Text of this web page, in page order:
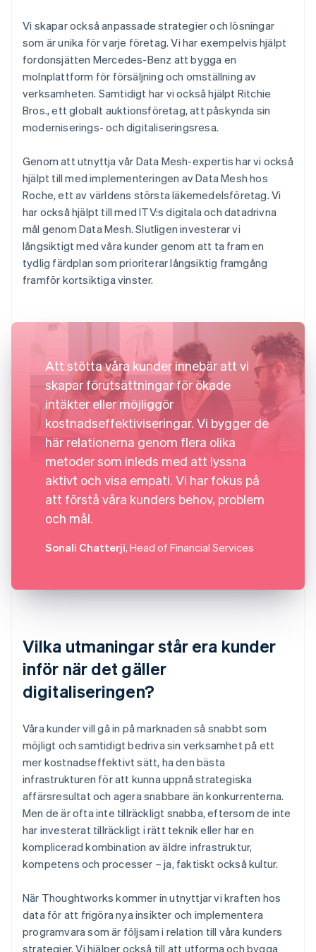
Vi skapar också anpassade strategier och lösningar
som är unika för varje företag. Vi har exempelvis hjälpt
fordonsjätten Mercedes-Benz att bygga en
molnplattform för försäljning och omställning av
verksamheten. Samtidigt har vi också hjälpt Ritchie
Bros., ett globalt auktionsföretag, att påskynda sin
moderniserings- och digitaliseringsresa.
Genom att utnyttja vår Data Mesh-expertis har vi också
hjälpt till med implementeringen av Data Mesh hos
Roche, ett av världens största läkemedelsföretag. Vi
har också hjälpt till med ITV:s digitala och datadrivna
mål genom Data Mesh. Slutligen investerar vi
långsiktigt med våra kunder genom att ta fram en
tydlig färdplan som prioriterar långsiktig framgång
framför kortsiktiga vinster.
Att stötta våra kunder innebär att vi
skapar förutsättningar för ökade
intäkter eller möjliggör
kostnadseffektiviseringar. Vi bygger de
här relationerna genom flera olika
metoder som inleds med att lyssna
aktivt och visa empati. Vi har fokus på
att förstå våra kunders behov, problem
och mål.
Sonali Chatterji, Head of Financial Services
Vilka utmaningar står era kunder
inför när det gäller
digitaliseringen?
Våra kunder vill gå in på marknaden så snabbt som
möjligt och samtidigt bedriva sin verksamhet på ett
mer kostnadseffektivt sätt, ha den bästa
infrastrukturen för att kunna uppnå strategiska
affärsresultat och agera snabbare än konkurrenterna.
Men de är ofta inte tillräckligt snabba, eftersom de inte
har investerat tillräckligt i rätt teknik eller har en
komplicerad kombination av äldre infrastruktur,
kompetens och processer – ja, faktiskt också kultur.
När Thoughtworks kommer in utnyttjar vi kraften hos
data för att frigöra nya insikter och implementera
programvara som är följsam i relation till våra kunders
strategier. Vi hjälper också till att utforma och bygga